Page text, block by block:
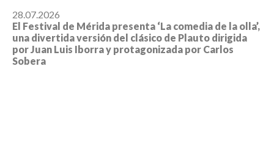
28.07.2026
El Festival de Mérida presenta ‘La comedia de la olla’,
una divertida versión del clásico de Plauto dirigida
por Juan Luis Iborra y protagonizada por Carlos
Sobera